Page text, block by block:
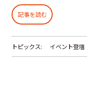
記事を読む
トピックス: イベント登壇